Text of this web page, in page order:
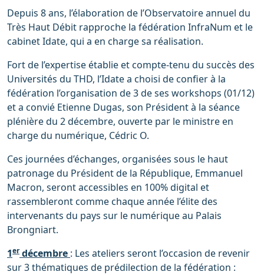
Depuis 8 ans, l’élaboration de l’Observatoire annuel du
Très Haut Débit rapproche la fédération InfraNum et le
cabinet Idate, qui a en charge sa réalisation.
Fort de l’expertise établie et compte-tenu du succès des
Universités du THD, l’Idate a choisi de confier à la
fédération l’organisation de 3 de ses workshops (01/12)
et a convié Etienne Dugas, son Président à la séance
plénière du 2 décembre, ouverte par le ministre en
charge du numérique, Cédric O.
Ces journées d’échanges, organisées sous le haut
patronage du Président de la République, Emmanuel
Macron, seront accessibles en 100% digital et
rassembleront comme chaque année l’élite des
intervenants du pays sur le numérique au Palais
Brongniart.
1erdécembre : Les ateliers seront l’occasion de revenir
sur 3 thématiques de prédilection de la fédération :